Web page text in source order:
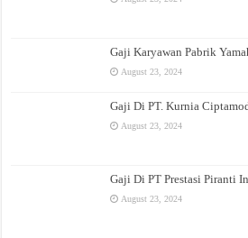
Gaji Karyawan Pabrik
August 23, 2024
Gaji Di PT. Kurnia
August 23, 2024
Gaji Di PT Prestasi Piranti
August 23, 2024